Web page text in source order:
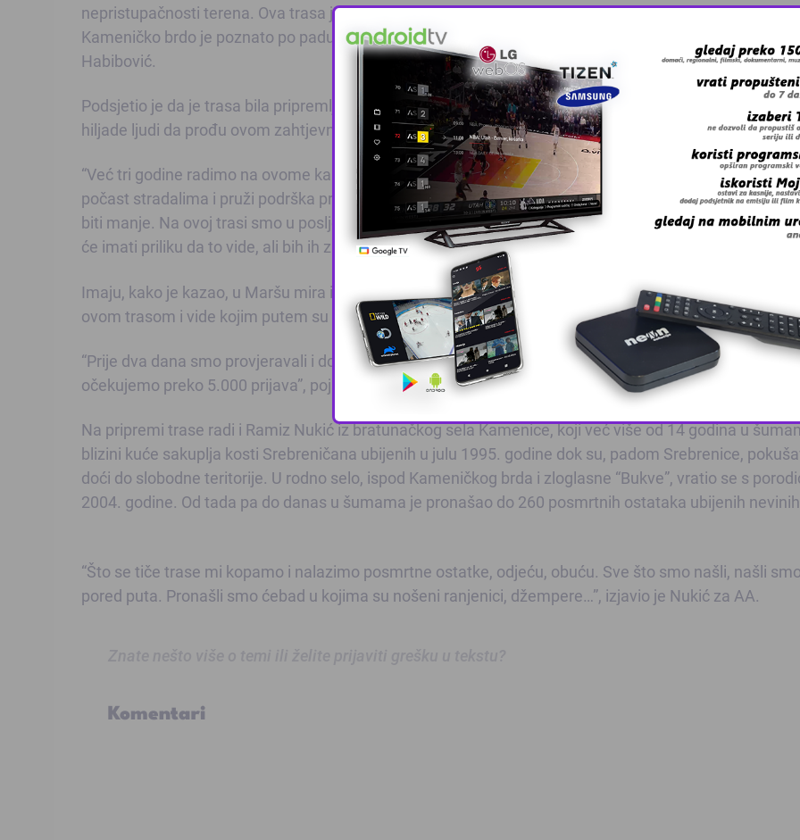
nepristupačnosti terena. Ova trasa je jako bitna. Po ovim šumama smo mi 1995. godine tražili spas.
Kameničko brdo je poznato po padu ‘Bukve’, tamo smo za jedan dan izgubili više od 1.000 ljudi”,
Habibović.
Podsjetio je da je trasa bila pripremljena i prošle godine, ali zbog vremenskih uslova nisu se usudili da
hiljade ljudi da prođu ovom zahtjevnom dionicom.
“Već tri godine radimo na ovome kako bi vratili autentičnu stazu iz ‘95. Smisao Marša mira i jeste da
počast stradalima i pruži podrška preživjelima kojih je svake godine sve manje. Kako koja godina sve
biti manje. Na ovoj trasi smo u posljednje tri godine pronašli posmtne ostatke, odjeću… Učesnici
će imati priliku da to vide, ali bih ih zamolio da ništa ne diraju”, istakao je Habibović.
Imaju, kako je kazao, u Maršu mira i djecu Srebreničana koji su ‘95. prolazili ovim putem, i koji žele da
ovom trasom i vide kojim putem su im roditelji prolazili na putu do slobodne teritorije.
“Prije dva dana smo provjeravali i do sada imamo oko 2.200 prijavljenih učesnika za Marš mira. I ove
očekujemo preko 5.000 prijava”, pojasnio je Habibović.
Na pripremi trase radi i Ramiz Nukić iz bratunačkog sela Kamenice, koji već više od 14 godina u
blizini kuće sakuplja kosti Srebreničana ubijenih u julu 1995. godine dok su, padom Srebrenice,
doći do slobodne teritorije. U rodno selo, ispod Kameničkog brda i zloglasne “Bukve”, vratio se s
2004. godine. Od tada pa do danas u šumama je pronašao do 260 posmrtnih ostataka ubijenih
“Što se tiče trase mi kopamo i nalazimo posmrtne ostatke, odjeću, obuću. Sve što smo našli, našli smo
pored puta. Pronašli smo ćebad u kojima su nošeni ranjenici, džempere…”, izjavio je Nukić za AA.
Komentari
This popup will close in: 9